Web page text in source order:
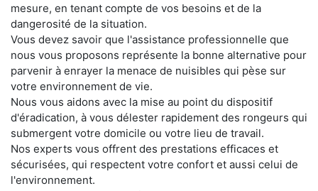
mesure, en tenant compte de vos besoins et de la
dangerosité de la situation.
Vous devez savoir que l'assistance professionnelle que
nous vous proposons représente la bonne alternative pour
parvenir à enrayer la menace de nuisibles qui pèse sur
votre environnement de vie.
Nous vous aidons avec la mise au point du dispositif
d'éradication, à vous délester rapidement des rongeurs qui
submergent votre domicile ou votre lieu de travail.
Nos experts vous offrent des prestations efficaces et
sécurisées, qui respectent votre confort et aussi celui de
l'environnement.